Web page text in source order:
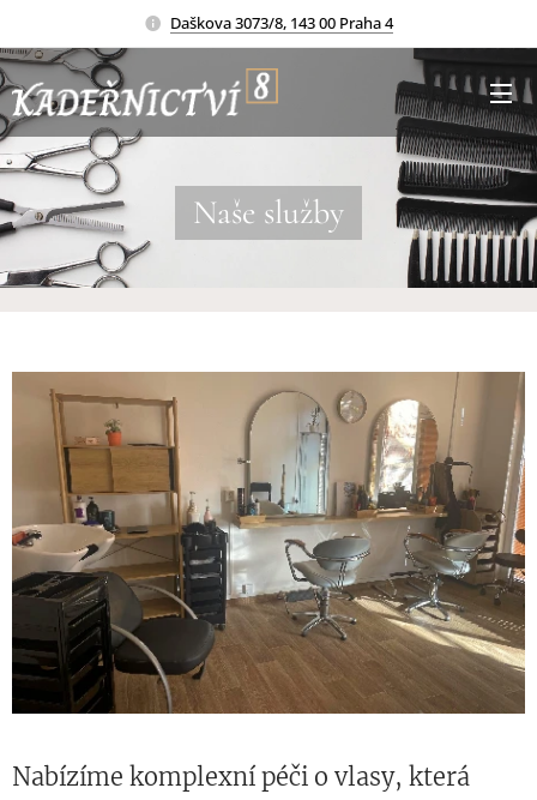
Daškova 3073/8, 143 00 Praha 4
Naše služby
Nabízíme komplexní péči o vlasy, která